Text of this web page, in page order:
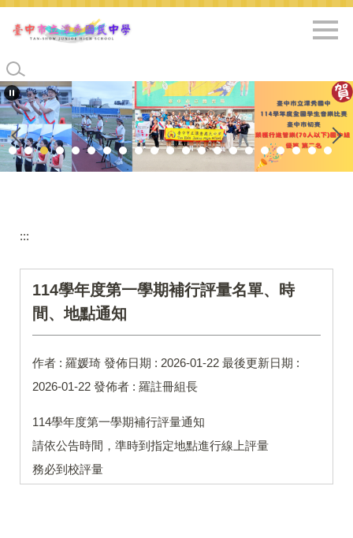
跳
到
要
內
容
區
:::
114學年度第一學期補行評量名單、時
間、地點通知
作者 : 羅媛琦 發佈日期 : 2026-01-22 最後更新日期 :
2026-01-22 發佈者 : 羅註冊組長
114學年度第一學期補行評量通知
請依公告時間，準時到指定地點進行線上評量
務必到校評量